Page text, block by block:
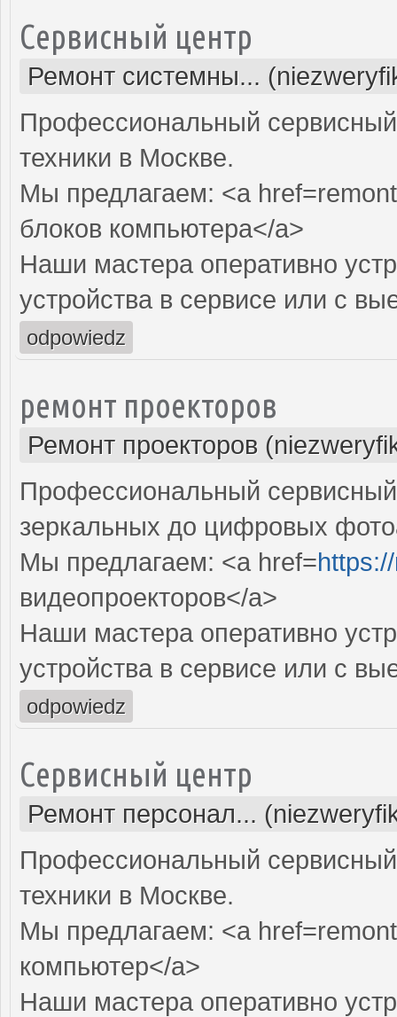
Сервисный центр
Ремонт системны...
Профессиональный
техники в Москве.
Мы предлагаем: <a
блоков компьютера</a>
Наши мастера оперативно
устройства в сервисе или с
odpowiedz
ремонт проекторов
Ремонт проекторов
Профессиональный
зеркальных до цифровых
Мы предлагаем: <a href=
видеопроекторов</a>
Наши мастера оперативно
устройства в сервисе или с
odpowiedz
Сервисный центр
Ремонт персонал...
Профессиональный
техники в Москве.
Мы предлагаем: <a
компьютер</a>
Наши мастера оперативно